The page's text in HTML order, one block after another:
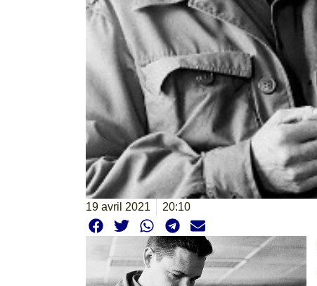
19 avril 2021 20:10